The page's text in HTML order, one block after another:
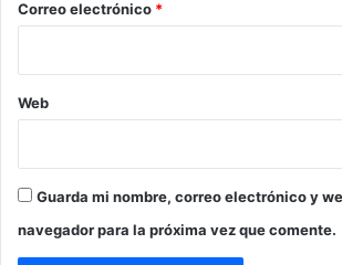
*
Correo electrónico *
Web
Guarda mi nombre, correo electrónico y
navegador para la próxima vez que comente.